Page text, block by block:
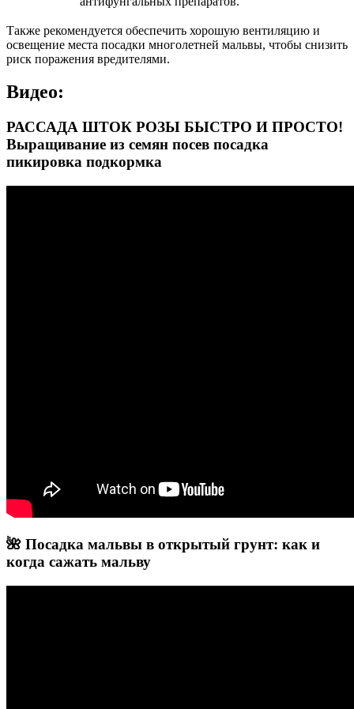
Также рекомендуется обеспечить хорошую вентиляцию и
освещение места посадки многолетней мальвы, чтобы снизить
риск поражения вредителями.
Видео:
РАССАДА ШТОК РОЗЫ БЫСТРО И ПРОСТО!
Выращивание из семян посев посадка
пикировка подкормка
🌺 Посадка мальвы в открытый грунт: как и
когда сажать мальву